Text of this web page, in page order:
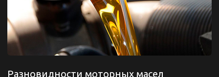
Разновидности моторных масел